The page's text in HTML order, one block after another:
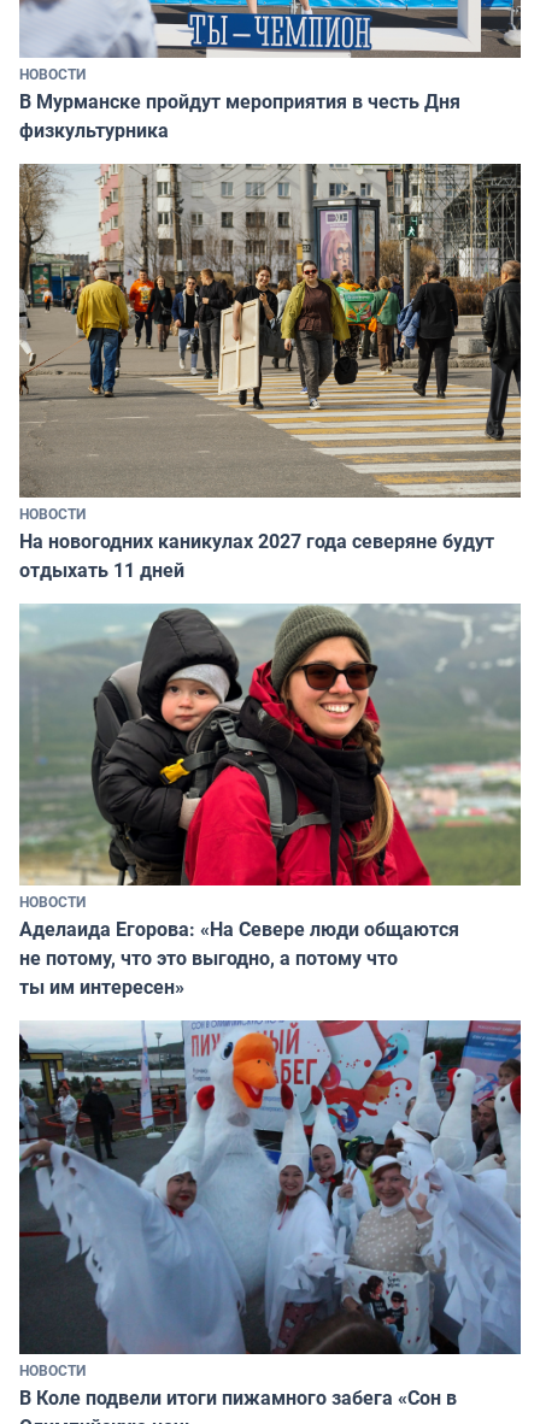
НОВОСТИ
В Мурманске пройдут мероприятия в честь Дня
физкультурника
НОВОСТИ
На новогодних каникулах 2027 года северяне будут
отдыхать 11 дней
НОВОСТИ
Аделаида Егорова: «На Севере люди общаются
не потому, что это выгодно, а потому что
ты им интересен»
НОВОСТИ
В Коле подвели итоги пижамного забега «Сон в